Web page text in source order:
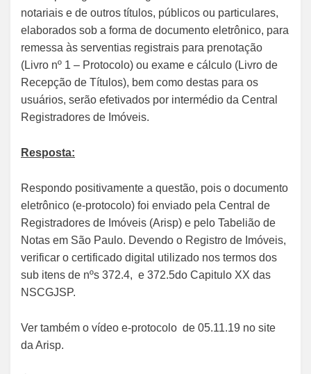
notariais e de outros títulos, públicos ou particulares,
elaborados sob a forma de documento eletrônico, para
remessa às serventias registrais para prenotação
(Livro nº 1 – Protocolo) ou exame e cálculo (Livro de
Recepção de Títulos), bem como destas para os
usuários, serão efetivados por intermédio da Central
Registradores de Imóveis.​
Resposta:
Respondo positivamente a questão, pois o documento
eletrônico (e-protocolo) foi enviado pela Central de
Registradores de Imóveis (Arisp) e pelo Tabelião de
Notas em São Paulo. Devendo o Registro de Imóveis,
verificar o certificado digital utilizado nos termos dos
sub itens de nºs 372.4, e 372.5do Capitulo XX das
NSCGJSP.
Ver também o vídeo e-protocolo de 05.11.19 no site
da Arisp.